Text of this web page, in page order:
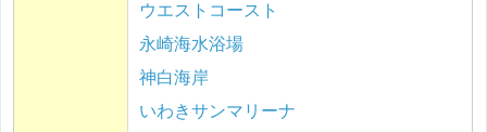
ウエストコースト
永崎海水浴場
神白海岸
いわきサンマリーナ